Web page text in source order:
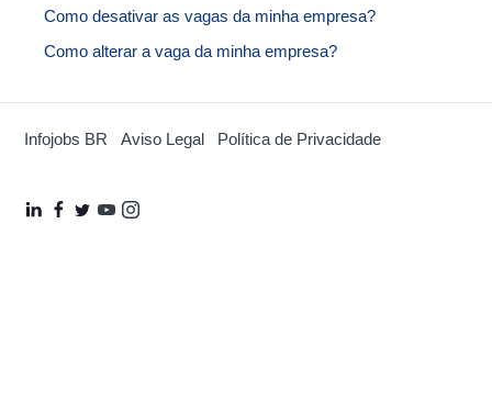
Como desativar as vagas da minha empresa?
Como alterar a vaga da minha empresa?
Infojobs BR Aviso Legal Política de Privacidade